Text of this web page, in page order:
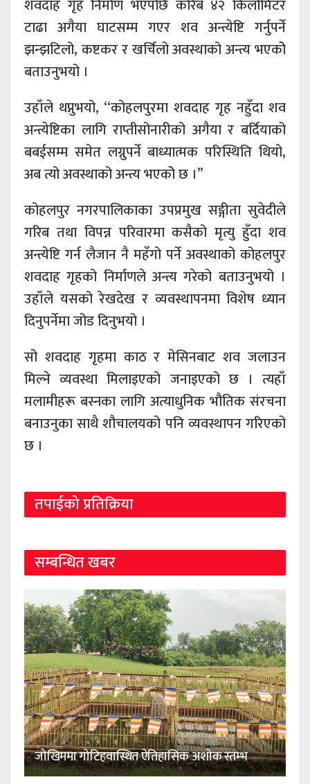
शवदाह गृह निर्माण भएपछि करिब ४२ किलोमिटर
टाढा अगैया घाटसम्म गएर शव अन्त्येष्टि गर्नुपर्ने
झन्झटिलो, कष्टकर र खर्चिलो अवस्थाको अन्त्य भएकोे
बताउनुभयो ।
उहाँले थप्नुभयो, ‘‘कोहलपुरमा शवदाह गृह नहुँदा शव
अन्त्येष्टिका लागि राप्तीसोनारीको अगैया र बर्दियाको
बबईसम्म समेत लग्नुपर्ने बाध्यात्मक परिस्थिति थियो,
अब त्यो अवस्थाको अन्त्य भएकोे छ ।’’
कोहलपुर नगरपालिकाका उपप्रमुख सङ्गीता सुवेदीले
गरिब तथा विपन्न परिवारमा कसैको मृत्यु हुँदा शव
अन्त्येष्टि गर्न लैजान नै महँगो पर्ने अवस्थाको कोहलपुर
शवदाह गृहको निर्माणले अन्त्य गरेको बताउनुभयो ।
उहाँले यसको रेखदेख र व्यवस्थापनमा विशेष ध्यान
दिनुपर्नेमा जोड दिनुभयो ।
सो शवदाह गृहमा काठ र मेसिनबाट शव जलाउन
मिल्ने व्यवस्था मिलाइएको जनाइएको छ । त्यहाँ
मलामीहरू बस्नका लागि अत्याधुनिक भौतिक संरचना
बनाउनुका साथै शौचालयको पनि व्यवस्थापन गरिएको
छ ।
तपाईको प्रतिक्रिया
सम्बन्धित खबर
जोखिममा गोटिहवास्थित ऐतिहासिक अशोक स्तम्भ